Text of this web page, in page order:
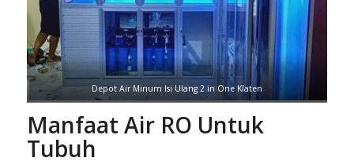
Depot Air Minum Isi Ulang 2 in One Klaten
Manfaat Air RO Untuk
Tubuh